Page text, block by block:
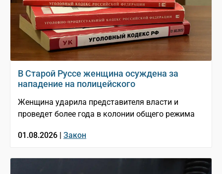
В Старой Руссе женщина осуждена за
нападение на полицейского
Женщина ударила представителя власти и
проведет более года в колонии общего режима
01.08.2026 | Закон